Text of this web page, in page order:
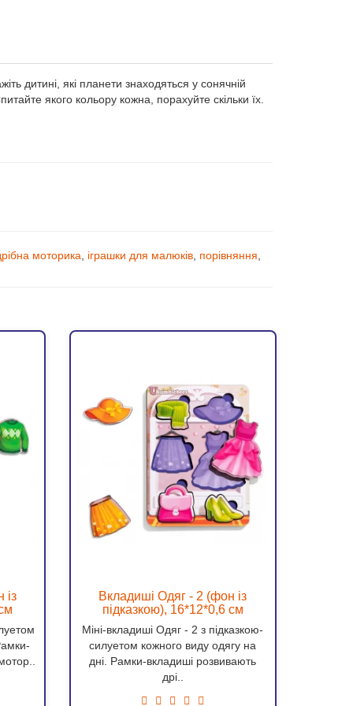
дитинi, якi планети знаходяться у сонячнiй
якого кольору кожна, порахуйте скiльки їх.
моторика, іграшки для малюків, порівняння,
із
Вкладиші Одяг - 2 (фон із
підказкою), 16*12*0,6 см
Міні-вкладиші Одяг - 2 з підказкою-
силуетом кожного виду одягу на
дні. Рамки-вкладиші розвивають
дрі..